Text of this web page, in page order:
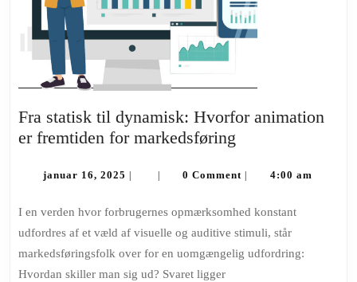
Fra statisk til dynamisk: Hvorfor animation
er fremtiden for markedsføring
til
Hvorfor
animation
er
januar 16, 2025 januar
0 Comment 4:00 am
I en verden hvor forbrugernes opmærksomhed konstant
udfordres af et væld af visuelle og auditive stimuli, står
markedsføringsfolk over for en uomgængelig udfordring:
Hvordan skiller man sig ud? Svaret ligger